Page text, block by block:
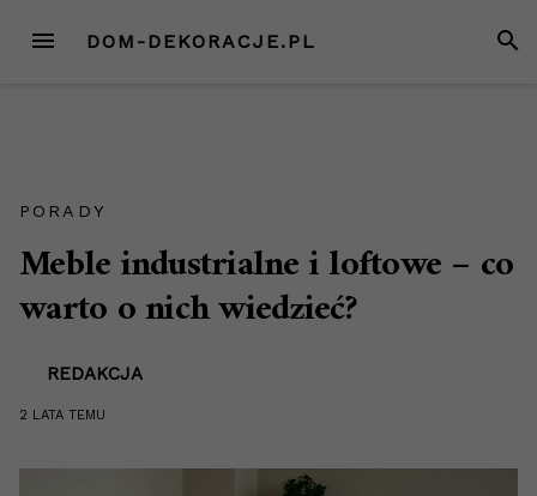
MENU DOM-DEKORACJE.PL
PORADY
Meble industrialne i loftowe – co
warto o nich wiedzieć?
REDAKCJA
2 LATA TEMU